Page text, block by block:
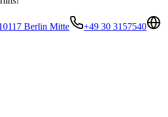
Berlin Mitte
+49 30 3157540